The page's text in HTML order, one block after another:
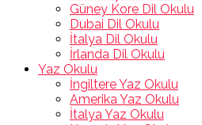
Güney Kore Dil Okulu
Dubai Dil Okulu
İtalya Dil Okulu
İrlanda Dil Okulu
Yaz Okulu
İngiltere Yaz Okulu
Amerika Yaz Okulu
İtalya Yaz Okulu